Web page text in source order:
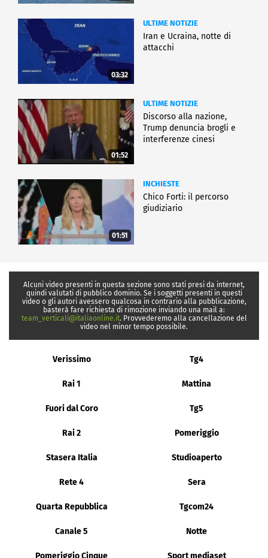
03:32
ULTIME NOTIZIE
Iran e Ucraina, notte di
attacchi
01:52
ULTIME NOTIZIE
Discorso alla nazione,
Trump denuncia brogli e
interferenze cinesi
01:51
INCHIESTE
Chico Forti: il percorso
giudiziario
Alcuni video presenti in questa sezione sono stati presi da internet,
quindi valutati di pubblico dominio. Se i soggetti presenti in questi
video o gli autori avessero qualcosa in contrario alla pubblicazione,
basterà fare richiesta di rimozione inviando una mail a:
team_verticali@italiaonline.it. Provvederemo alla cancellazione del
video nel minor tempo possibile.
Verissimo Tg4
Rai 1 Mattina
Fuori dal Coro Tg5
Rai 2 Pomeriggio
Stasera Italia Studioaperto
Rete 4 Sera
Quarta Repubblica Tgcom24
Canale 5 Notte